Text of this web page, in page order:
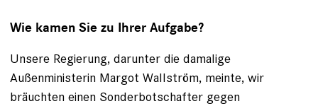
Wie kamen Sie zu Ihrer Aufgabe?
Unsere Regierung, darunter die damalige
Außenministerin Margot Wallström, meinte, wir
bräuchten einen Sonderbotschafter gegen